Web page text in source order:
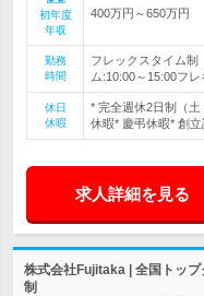
初年度
年収
400万円～650万円
勤務
時間
フレックスタイム
ム:10:00～15:00フ
休日
休暇
* 完全週休2日制（
休暇* 慶弔休暇* 創立
求人詳細を見る
株式会社Fujitaka | 全国トッ
制